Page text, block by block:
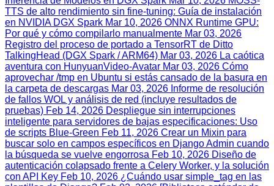
TTS de alto rendimiento sin fine-tuning: Guía de instalación
en NVIDIA DGX Spark Mar 10, 2026 ONNX Runtime GPU:
Por qué y cómo compilarlo manualmente Mar 03, 2026
Registro del proceso de portado a TensorRT de Ditto
TalkingHead (DGX Spark / ARM64) Mar 03, 2026 La caótica
aventura con HunyuanVideo-Avatar Mar 03, 2026 Cómo
aprovechar /tmp en Ubuntu si estás cansado de la basura en
la carpeta de descargas Mar 03, 2026 Informe de resolución
de fallos WOL y análisis de red (incluye resultados de
pruebas) Feb 14, 2026 Despliegue sin interrupciones
inteligente para servidores de bajas especificaciones: Uso
de scripts Blue‑Green Feb 11, 2026 Crear un Mixin para
buscar solo en campos específicos en Django Admin cuando
la búsqueda se vuelve engorrosa Feb 10, 2026 Diseño de
autenticación colapsado frente a Celery Worker, y la solución
con API Key Feb 10, 2026 ¿Cuándo usar simple_tag en las